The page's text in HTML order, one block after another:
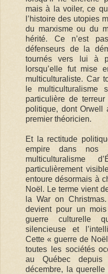
mais à la voiler, ce
l’histoire des utopies
du marxisme ou du
hérité. Ce n’est
défenseurs de la
tournés vers lui à
lorsqu’elle fut mise
multiculturaliste. Car
le multiculturalisme
particulière de
politique, dont Orwell
premier théoricien.
Et la rectitude
empire dans nos
multiculturalisme
particulièrement
entoure désormais à
Noël. Le terme vient
la War on
devient pour un
guerre culturelle
silencieuse et
Cette « guerre de
toutes les sociétés
au Québec depuis
décembre, la querelle